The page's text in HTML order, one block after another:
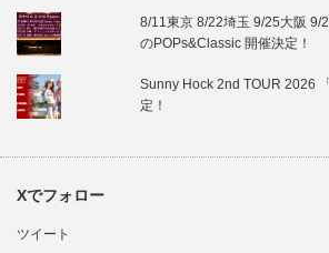
8/11東京 8/22埼玉 9/25大阪 9/
のPOPs&Classic 開催決定！
Sunny Hock 2nd TOUR 2026
定！
Xでフォロー
ツイート